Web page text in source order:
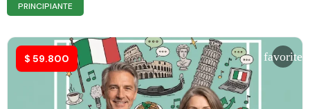
PRINCIPIANTE
$ 59.800 favorite